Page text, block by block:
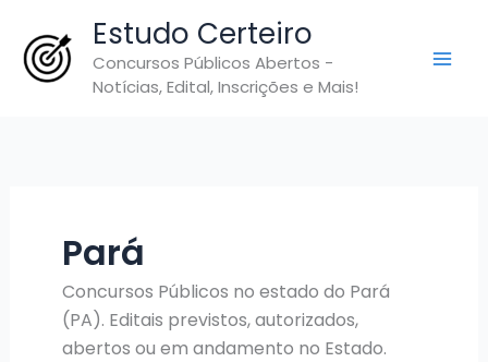
para
Estudo Certeiro
Concursos Públicos Abertos -
Notícias, Edital, Inscrições e Mais!
Pará
Concursos Públicos no estado do Pará
(PA). Editais previstos, autorizados,
abertos ou em andamento no Estado.